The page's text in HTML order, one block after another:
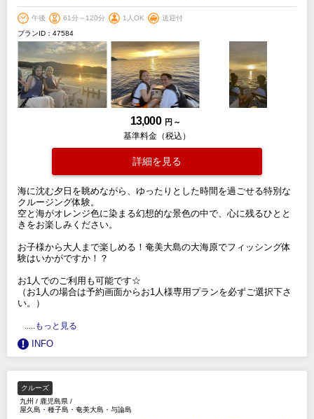
午後 61分～120分 1人OK
送迎付
プランID：47584
13,000 円 ～
基準料金（税込）
詳細を見る
海に沈む夕日を眺めながら、ゆったりとした時間を過ごせる特別な
クルージング体験。
空と海がオレンジ色に染まる幻想的な景色の中で、心に残るひとと
きをお楽しみください。
お子様から大人まで楽しめる！奄美大島の大海原でフィッシング体
験はいかがですか！？
お1人でのご利用も可能です☆
（お1人の場合は予約画面からお1人様専用プランを必ずご選択下さ
い。）
.....もっと見る
INFO
クルーズ
九州 / 鹿児島県 /
屋久島・種子島・奄美大島・与論島